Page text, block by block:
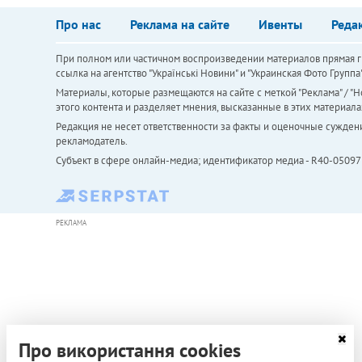
Про нас Реклама на сайте Ивенты
При полном или частичном воспроизведении материалов прямая
ссылка на агентство "Українськi Новини" и "Украинская Фото
Материалы, которые размещаются на сайте с меткой "Реклама" /
этого контента и разделяет мнения, высказанные в этих
Редакция не несет ответственности за факты и оценочные
рекламодатель.
Субъект в сфере онлайн-медиа; идентификатор медиа - R40-05097
РЕКЛАМА
Про використання cookies